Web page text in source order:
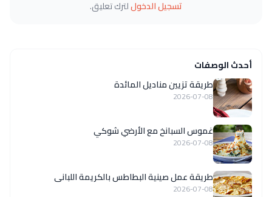
تسجيل الدخوللترك تعليق.
أحدث الوصفات
طريقة تزيين مناديل المائدة
2026-07-08
غموس السبانخ مع الأرضي شوكي
2026-07-08
طريقة عمل صينية البطاطس بالكريمة اللبانى
2026-07-08